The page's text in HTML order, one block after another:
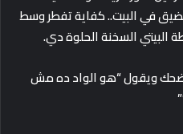
في البيت.. كفاية تفطر وسط
البيتي السخنة الحلوة دي.
ويقول “هو الواد ده مش